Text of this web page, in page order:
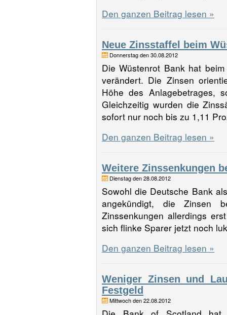
Den ganzen Beitrag lesen »
Neue Zinsstaffel beim
Donnerstag den 30.08.2012
Die Wüstenrot Bank hat
verändert. Die Zinsen
Höhe des Anlagebetrages,
Gleichzeitig wurden die
sofort nur noch bis zu 1,11
Den ganzen Beitrag lesen »
Weitere Zinssenkungen
Dienstag den 28.08.2012
Sowohl die Deutsche Bank
angekündigt, die Zinsen
Zinssenkungen allerdings
sich flinke Sparer jetzt noch
Den ganzen Beitrag lesen »
Weniger Zinsen und
Festgeld
Mittwoch den 22.08.2012